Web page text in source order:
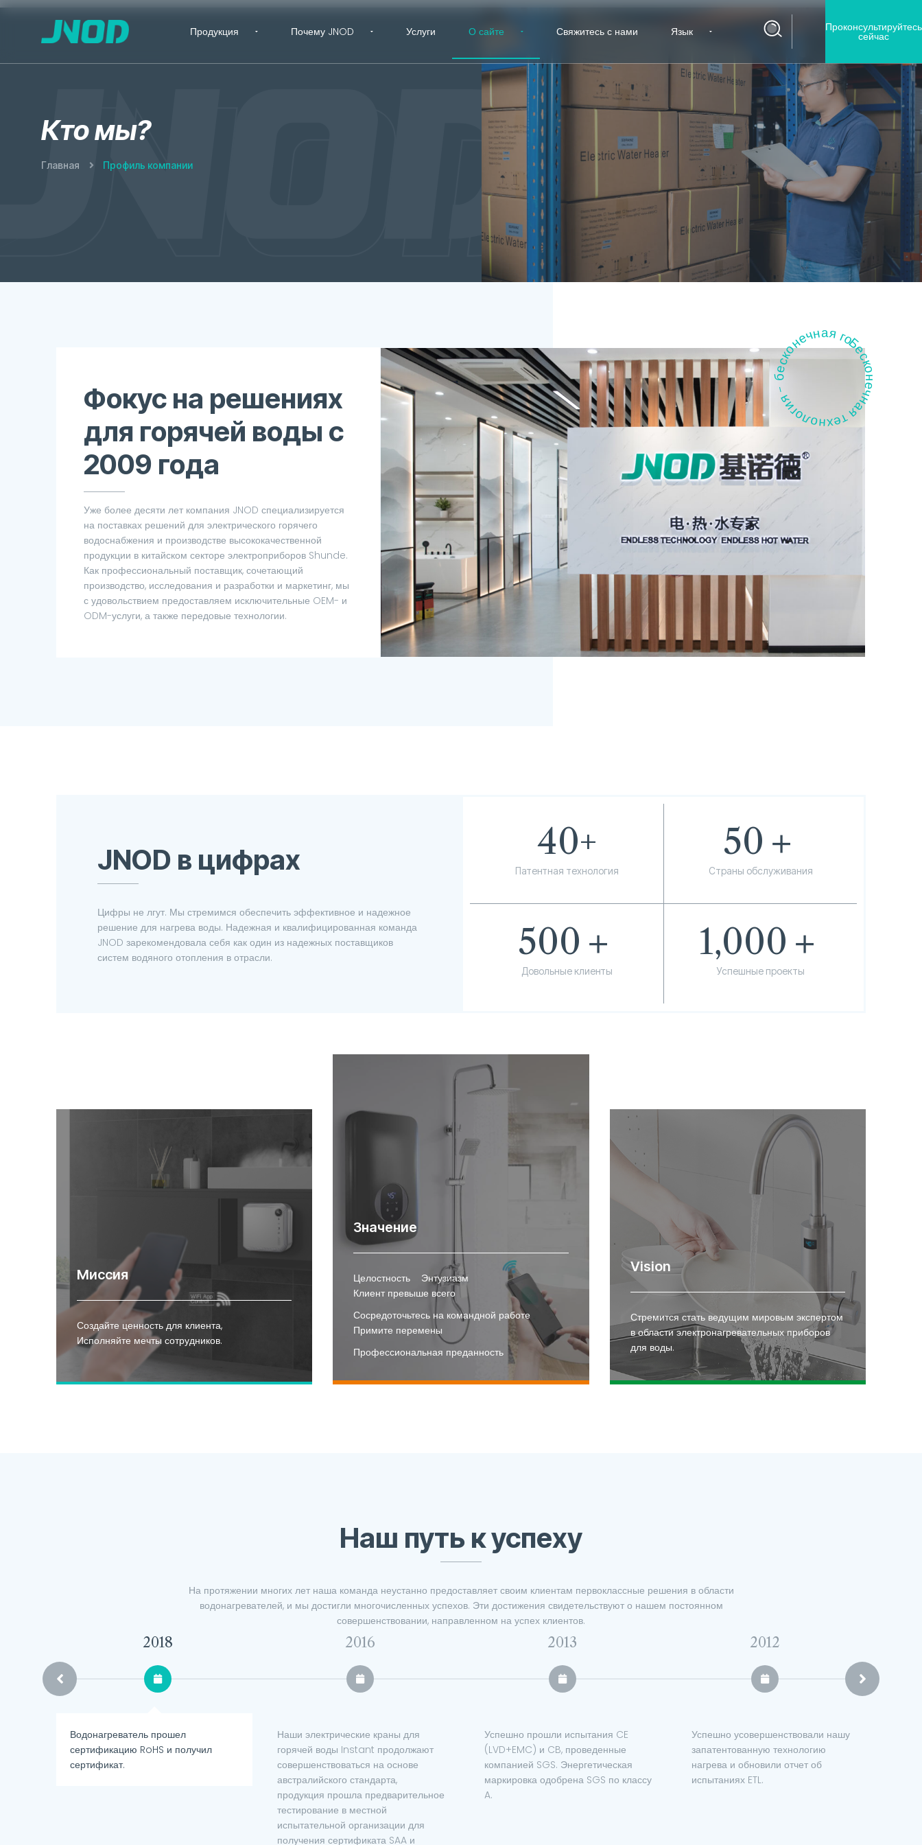
Продукция Почему JNOD Услуги О сайте Свяжитесь с нами Язык Проконсультируйтесь
сейчас
Кто мы?
Главная Профиль компании
Исследования и разработки
Бесконечная технология - бесконечная горячая вода -
Фокус на решениях
для горячей воды с
2009 года
Уже более десяти лет компания JNOD специализируется
на поставках решений для электрического горячего
водоснабжения и производстве высококачественной
продукции в китайском секторе электроприборов Shunde.
Как профессиональный поставщик, сочетающий
производство, исследования и разработки и маркетинг, мы
с удовольствием предоставляем исключительные OEM- и
ODM-услуги, а также передовые технологии.
Это заголовок
JNOD в цифрах
Цифры не лгут. Мы стремимся обеспечить эффективное и надежное
решение для нагрева воды. Надежная и квалифицированная команда
JNOD зарекомендовала себя как один из надежных поставщиков
систем водяного отопления в отрасли.
40+
Патентная технология
50 ＋
Страны обслуживания
500 ＋
Довольные клиенты
1,000 ＋
Успешные проекты
Миссия
Создайте ценность для клиента,
Исполняйте мечты сотрудников.
Значение
Целостность
Энтузиазм
Клиент превыше всего
Сосредоточьтесь на командной работе
Примите перемены
Профессиональная преданность
Vision
Стремится стать ведущим мировым экспертом
в области электронагревательных приборов
для воды.
Наш путь к успеху
На протяжении многих лет наша команда неустанно предоставляет своим клиентам первоклассные решения в области
водонагревателей, и мы достигли многочисленных успехов. Эти достижения свидетельствуют о нашем постоянном
совершенствовании, направленном на успех клиентов.
2016 2013 2012 2011
Наши электрические краны для
горячей воды Instant продолжают
совершенствоваться на основе
Успешно прошли испытания CE
(LVD+EMC) и CB, проведенные
компанией SGS. Энергетическая
маркировка одобрена SGS по классу
A.
Успешно усовершенствовали нашу
запатентованную технологию
нагрева и обновили отчет об
испытаниях ETL.
Первый китайский производитель,
самостоятельно получивший
сертификат ETL в отрасли
электрических безбаковых